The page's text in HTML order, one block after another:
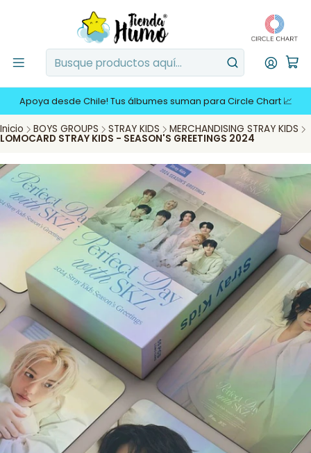
Apoya desde Chile! Tus álbumes suman para Circle Chart 📈
Inicio BOYS GROUPS STRAY KIDS MERCHANDISING STRAY KIDS
LOMOCARD STRAY KIDS - SEASON'S GREETINGS 2024